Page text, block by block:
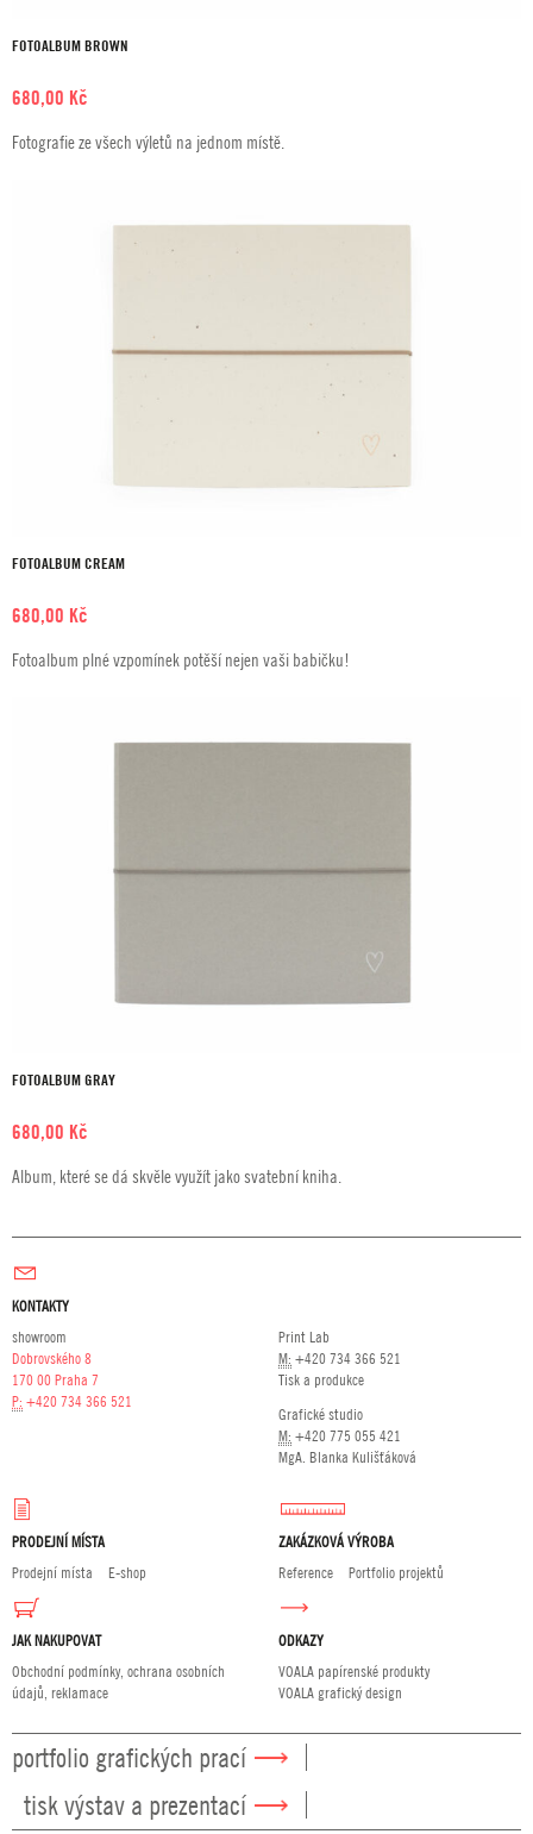
FOTOALBUM BROWN
680,00 Kč
Fotografie ze všech výletů na jednom místě.
FOTOALBUM CREAM
680,00 Kč
Fotoalbum plné vzpomínek potěší nejen vaši babičku!
FOTOALBUM GRAY
680,00 Kč
Album, které se dá skvěle využít jako svatební kniha.
KONTAKTY
showroom
Dobrovského 8
170 00 Praha 7
P: +420 734 366 521
Print Lab
M: +420 734 366 521
Tisk a produkce
Grafické studio
M: +420 775 055 421
MgA. Blanka Kulišťáková
PRODEJNÍ MÍSTA
Prodejní místa
E-shop
ZAKÁZKOVÁ VÝROBA
Reference
Portfolio projektů
JAK NAKUPOVAT
Obchodní podmínky, ochrana osobních
údajů, reklamace
ODKAZY
VOALA papírenské produkty
VOALA grafický design
portfolio grafických prací
tisk výstav a prezentací